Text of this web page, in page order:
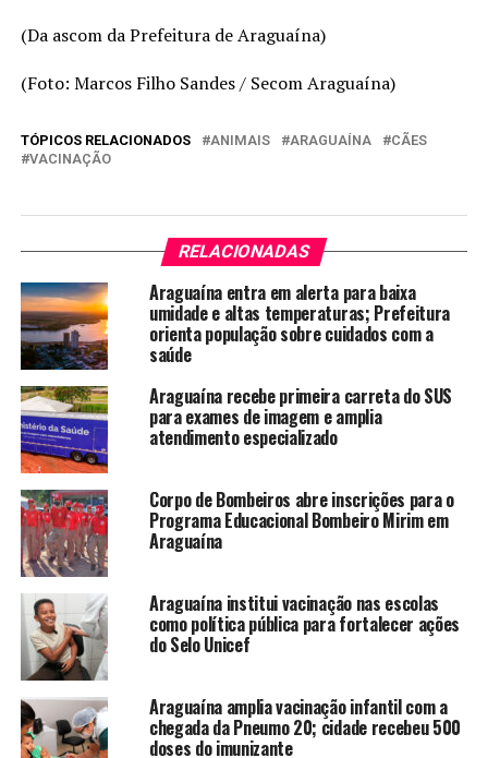
(Da ascom da Prefeitura de Araguaína)
(Foto: Marcos Filho Sandes / Secom Araguaína)
TÓPICOS RELACIONADOS ANIMAIS ARAGUAÍNA
CÃES
VACINAÇÃO
RELACIONADAS
Araguaína entra em alerta para baixa
umidade e altas temperaturas; Prefeitura
orienta população sobre cuidados com a
saúde
Araguaína recebe primeira carreta do SUS
para exames de imagem e amplia
atendimento especializado
Corpo de Bombeiros abre inscrições para o
Programa Educacional Bombeiro Mirim em
Araguaína
Araguaína institui vacinação nas escolas
como política pública para fortalecer ações
do Selo Unicef
Araguaína amplia vacinação infantil com a
chegada da Pneumo 20; cidade recebeu 500
doses do imunizante